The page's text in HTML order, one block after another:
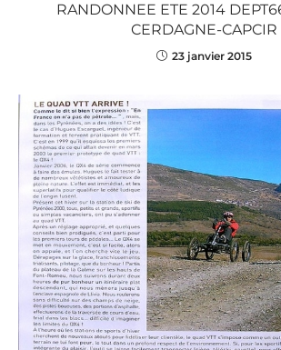
RANDONNEE ETE 2014
CERDAGNE-CAPCIR
23 janvier 2015